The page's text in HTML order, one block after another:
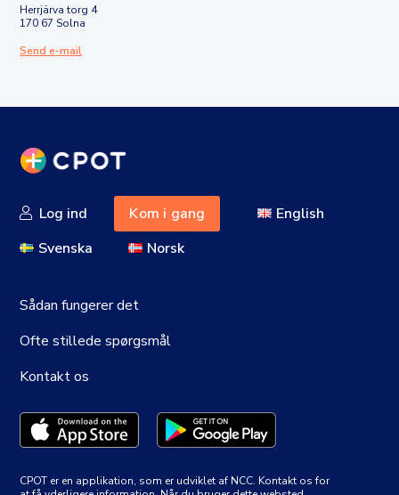
Herrjärva torg 4
170 67 Solna
Send e-mail
Log ind Kom i gang
English
Svenska
Norsk
Sådan fungerer det
Ofte stillede spørgsmål
Kontakt os
CPOT er en applikation, som er udviklet af NCC. Kontakt os for